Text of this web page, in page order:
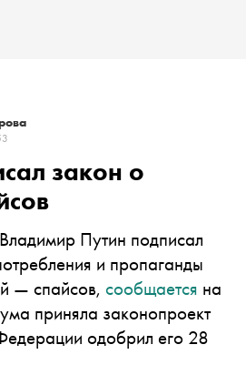
закон о
Путин подписал
и пропаганды
— спайсов, сообщается на
приняла законопроект
одобрил его 28